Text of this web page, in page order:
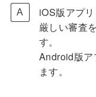
iOS版アプ
厳しい審査
す。
Android版ア
ます。